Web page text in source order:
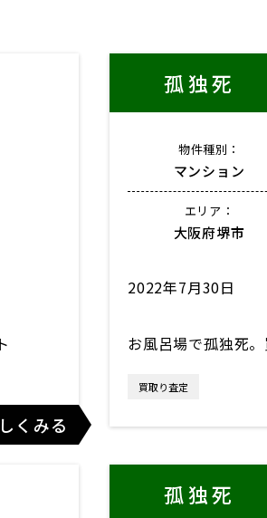
くみる
孤独死
物件種別：
マンション
エリア：
大阪府堺市
2022年7月30日
お風呂場で孤独死
買取り査定
孤独死